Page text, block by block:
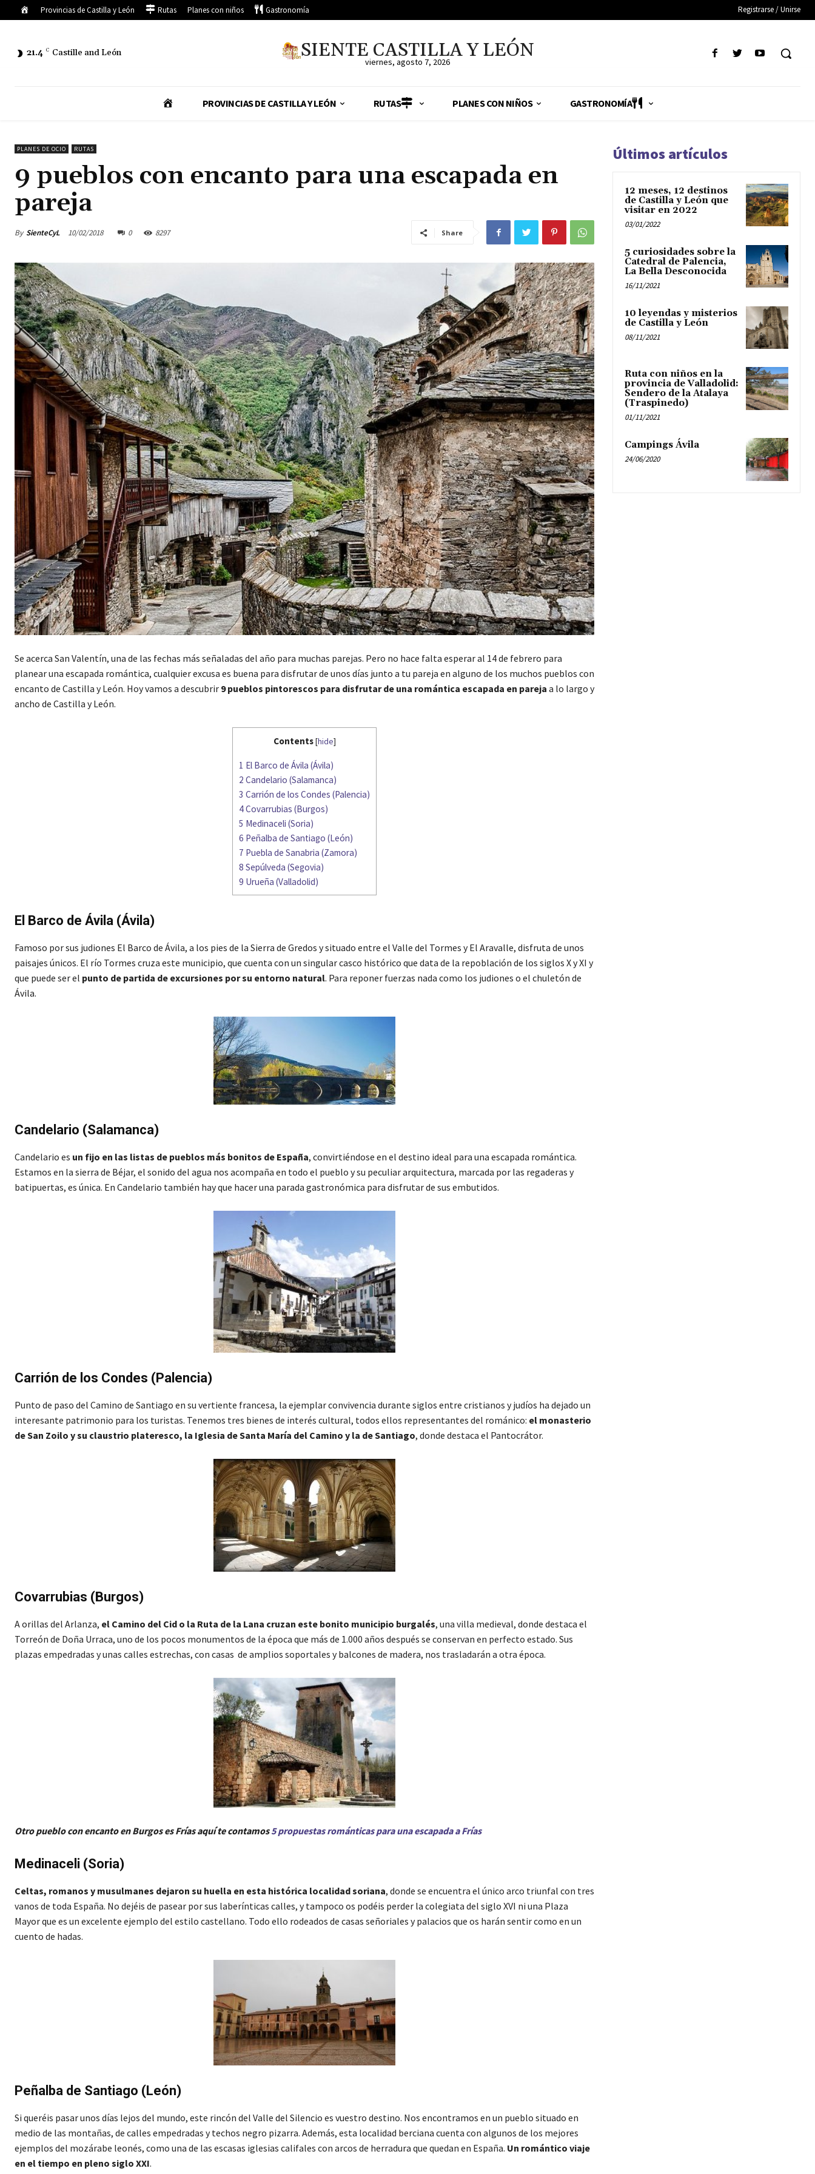
InicioProvincias de Castilla y León Rutas Planes con niños Gastronomía Registrarse / Unirse
21.4 C Castille and León SIENTE CASTILLA Y LEÓN
viernes, agosto 7, 2026
I
I
PROVINCIAS DE CASTILLA Y LEÓN RUTAS PLANES CON NIÑOS GASTRONOMÍA
PLANES DE OCIO RUTAS
9 pueblos con encanto para una escapada en
pareja
By SienteCyL 10/02/2018 0 8297 Share
Se acerca San Valentín, una de las fechas más señaladas del año para muchas parejas. Pero no hace falta esperar al 14 de febrero para
planear una escapada romántica, cualquier excusa es buena para disfrutar de unos días junto a tu pareja en alguno de los muchos pueblos con
encanto de Castilla y León. Hoy vamos a descubrir 9 pueblos pintorescos para disfrutar de una romántica escapada en pareja a lo largo y
ancho de Castilla y León.
Contents [hide]
1 El Barco de Ávila (Ávila)
2 Candelario (Salamanca)
3 Carrión de los Condes (Palencia)
4Covarrubias (Burgos)
5 Medinaceli (Soria)
6 Peñalba de Santiago (León)
7 Puebla de Sanabria (Zamora)
8 Sepúlveda (Segovia)
9 Urueña (Valladolid)
El Barco de Ávila (Ávila)
Famoso por sus judiones El Barco de Ávila, a los pies de la Sierra de Gredos y situado entre el Valle del Tormes y El Aravalle, disfruta de unos
paisajes únicos. El río Tormes cruza este municipio, que cuenta con un singular casco histórico que data de la repoblación de los siglos X y XI y
que puede ser el punto de partida de excursiones por su entorno natural. Para reponer fuerzas nada como los judiones o el chuletón de
Ávila.
Candelario (Salamanca)
Candelario es un fijo en las listas de pueblos más bonitos de España, convirtiéndose en el destino ideal para una escapada romántica.
Estamos en la sierra de Béjar, el sonido del agua nos acompaña en todo el pueblo y su peculiar arquitectura, marcada por las regaderas y
batipuertas, es única. En Candelario también hay que hacer una parada gastronómica para disfrutar de sus embutidos.
Carrión de los Condes (Palencia)
Punto de paso del Camino de Santiago en su vertiente francesa, la ejemplar convivencia durante siglos entre cristianos y judíos ha dejado un
interesante patrimonio para los turistas. Tenemos tres bienes de interés cultural, todos ellos representantes del románico: el monasterio
de San Zoilo y su claustrio plateresco, la Iglesia de Santa María del Camino y la de Santiago, donde destaca el Pantocrátor.
Covarrubias (Burgos)
A orillas del Arlanza, el Camino del Cid o la Ruta de la Lana cruzan este bonito municipio burgalés, una villa medieval, donde destaca el
Torreón de Doña Urraca, uno de los pocos monumentos de la época que más de 1.000 años después se conservan en perfecto estado. Sus
plazas empedradas y unas calles estrechas, con casas de amplios soportales y balcones de madera, nos trasladarán a otra época.
Otro pueblo con encanto en Burgos es Frías aquí te contamos5 propuestas románticas para una escapada a Frías
Medinaceli (Soria)
Celtas, romanos y musulmanes dejaron su huella en esta histórica localidad soriana, donde se encuentra el único arco triunfal con tres
vanos de toda España. No dejéis de pasear por sus laberínticas calles, y tampoco os podéis perder la colegiata del siglo XVI ni una Plaza
Mayor que es un excelente ejemplo del estilo castellano. Todo ello rodeados de casas señoriales y palacios que os harán sentir como en un
cuento de hadas.
Peñalba de Santiago (León)
Si queréis pasar unos días lejos del mundo, este rincón del Valle del Silencio es vuestro destino. Nos encontramos en un pueblo situado en
medio de las montañas, de calles empedradas y techos negro pizarra. Además, esta localidad berciana cuenta con algunos de los mejores
ejemplos del mozárabe leonés, como una de las escasas iglesias califales con arcos de herradura que quedan en España. Un romántico viaje
en el tiempo en pleno siglo XXI.
Últimos artículos
12 meses, 12 destinos
de Castilla y León que
visitar en 2022
03/01/2022
5 curiosidades sobre la
Catedral de Palencia,
La Bella Desconocida
16/11/2021
10 leyendas y misterios
de Castilla y León
08/11/2021
Ruta con niños en la
provincia de Valladolid:
Sendero de la Atalaya
(Traspinedo)
01/11/2021
Campings Ávila
24/06/2020